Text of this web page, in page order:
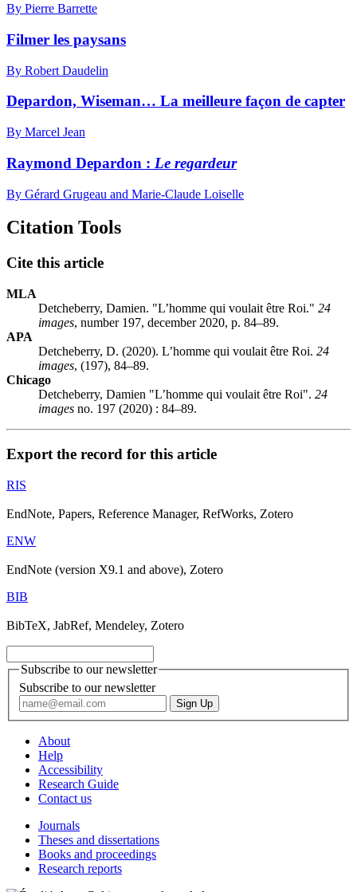
By Pierre Barrette
Filmer les paysans
By Robert Daudelin
Depardon, Wiseman… La meilleure façon de capter
By Marcel Jean
Raymond Depardon : Le regardeur
By Gérard Grugeau and Marie-Claude Loiselle
Citation Tools
Cite this article
MLA
Detcheberry, Damien. "L’homme qui voulait être Roi." 24
images, number 197, december 2020, p. 84–89.
APA
Detcheberry, D. (2020). L’homme qui voulait être Roi. 24
images, (197), 84–89.
Chicago
Detcheberry, Damien "L’homme qui voulait être Roi". 24
images no. 197 (2020) : 84–89.
Export the record for this article
RIS
EndNote, Papers, Reference Manager, RefWorks, Zotero
ENW
EndNote (version X9.1 and above), Zotero
BIB
BibTeX, JabRef, Mendeley, Zotero
Subscribe to our newsletter
Subscribe to our newsletter
About
Help
Accessibility
Research Guide
Contact us
Journals
Theses and dissertations
Books and proceedings
Research reports